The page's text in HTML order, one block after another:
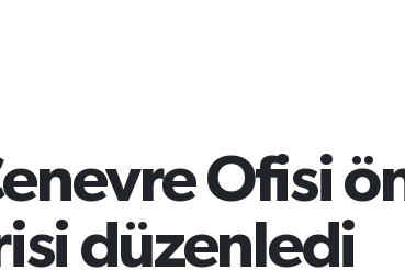
Ofisi
düzenledi